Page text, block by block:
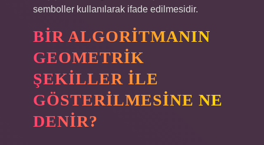
semboller kullanılarak ifade edilmesidir.
BIR ALGORITMANIN
GEOMETRIK
ŞEKILLER ILE
GÖSTERILMESINE NE
DENIR?